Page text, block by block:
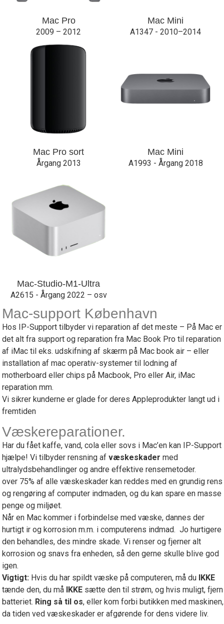
Mac Pro
2009 – 2012
Mac Mini
A1347 - 2010–2014
Mac Pro sort
Årgang 2013
Mac Mini
A1993 - Årgang 2018
Mac-Studio-M1-Ultra
A2615 - Årgang 2022 – osv
Mac-support København
Hos IP-Support tilbyder vi reparation af det meste – På Mac er
det alt fra support og reparation fra Mac Book Pro til reparation
af iMac til eks. udskifning af skærm på Mac book air – eller
installation af mac operativ-systemer til lodning af
motherboard eller chips på Macbook, Pro eller Air, iMac
reparation mm.
Vi sikrer kunderne er glade for deres Appleprodukter langt ud i
fremtiden
Væskereparationer.
Har du fået kaffe, vand, cola eller sovs i Mac’en kan IP-Support
hjælpe! Vi tilbyder rensning af væskeskader med
ultralydsbehandlinger og andre effektive rensemetoder.
over 75% af alle væskeskader kan reddes med en grundig rens
og rengøring af computer indmaden, og du kan spare en masse
penge og miljøet.
Når en Mac kommer i forbindelse med væske, dannes der
hurtigt ir og korrosion m.m. i computerens indmad. Jo hurtigere
den behandles, des mindre skade. Vi renser og fjerner alt
korrosion og snavs fra enheden, så den gerne skulle blive god
igen.
Vigtigt: Hvis du har spildt væske på computeren, må du IKKE
tænde den, du må IKKE sætte den til strøm, og hvis muligt, fjern
batteriet. Ring så til os, eller kom forbi butikken med maskinen,
da tiden ved væskeskader er afgørende for dens videre liv.